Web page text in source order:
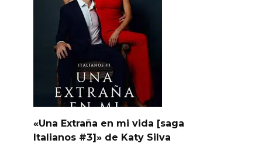
«Una Extraña en mi vida [saga
Italianos #3]» de Katy Silva